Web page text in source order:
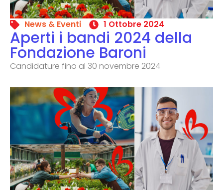
News & Eventi 1 Ottobre 2024
Aperti i bandi 2024 della
Fondazione Baroni
Candidature fino al 30 novembre 2024